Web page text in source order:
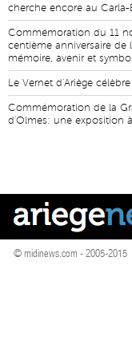
cherche encore au Carla-
Commémoration du 11
centième anniversaire de
mémoire, avenir et
Le Vernet d'Ariège
Commémoration de la
d'Olmes: une exposition
© midinews.com - 2005-2015